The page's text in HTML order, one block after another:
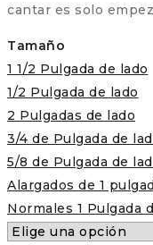
cantar es solo
Tamaño
1 1/2 Pulgada de lado
1/2 Pulgada de lado
2 Pulgadas de lado
3/4 de Pulgada de
5/8 de Pulgada de
Alargados de 1
Normales 1 Pulgada